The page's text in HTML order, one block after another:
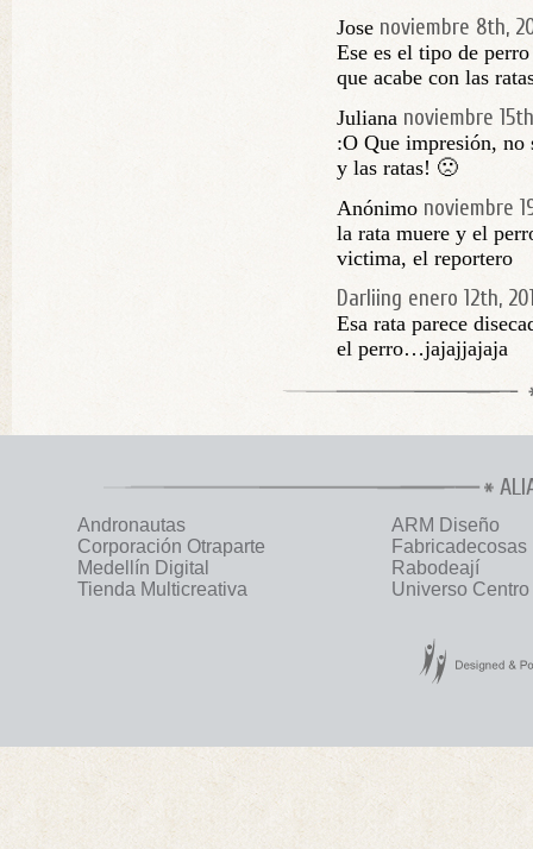
Jose noviembre 8th,
Ese es el tipo de
que acabe con las
Juliana noviembre
:O Que impresión, no
y las ratas! 🙁
Anónimo noviembre
la rata muere y el
victima, el reportero
Darliing enero 12th,
Esa rata parece
el perro…jajajjajaja
Andronautas
ARM Diseño
Corporación Otraparte
Fabricadecosas
Medellín Digital
Rabodeají
Tienda Multicreativa
Universo Centro